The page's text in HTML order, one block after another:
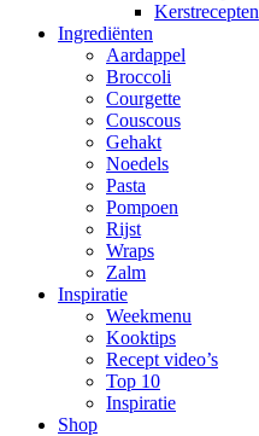
Kerstrecepten
Ingrediënten
Aardappel
Broccoli
Courgette
Couscous
Gehakt
Noedels
Pasta
Pompoen
Rijst
Wraps
Zalm
Inspiratie
Weekmenu
Kooktips
Recept video’s
Top 10
Inspiratie
Shop